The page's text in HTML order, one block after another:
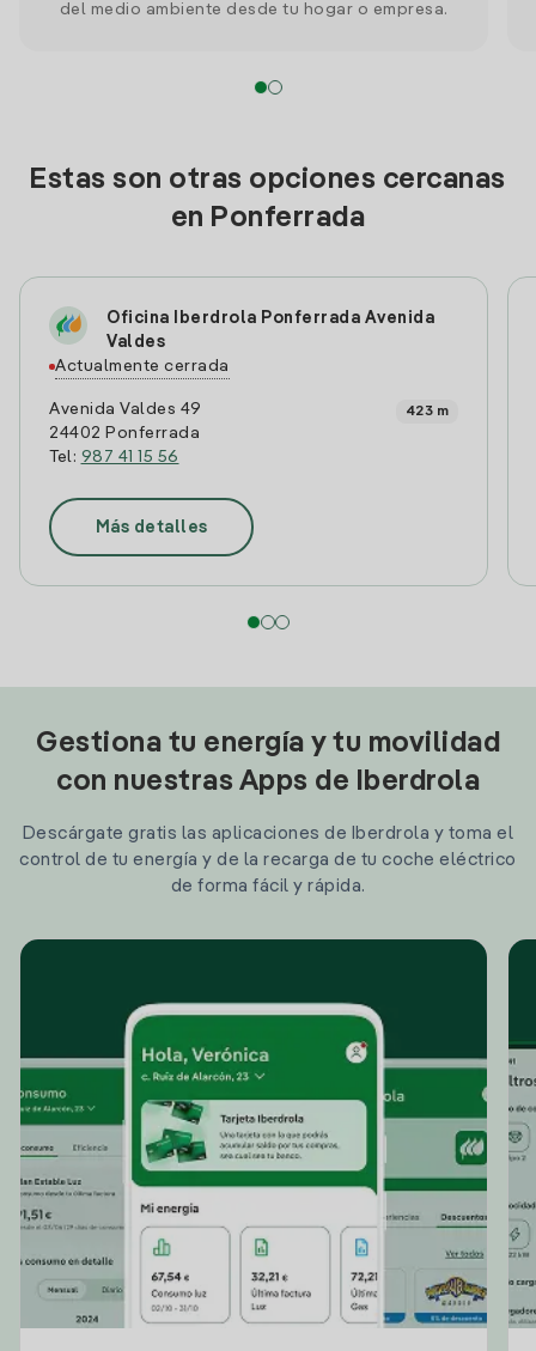
del medio ambiente desde tu hogar o empresa.
Estas son otras opciones cercanas
en Ponferrada
Oficina Iberdrola Ponferrada Avenida
Valdes
Actualmente cerrada
Avenida Valdes 49
24402 Ponferrada
Tel: 987 41 15 56
423 m
Más detalles
Gestiona tu energía y tu movilidad
con nuestras Apps de Iberdrola
Descárgate gratis las aplicaciones de Iberdrola y toma el
control de tu energía y de la recarga de tu coche eléctrico
de forma fácil y rápida.